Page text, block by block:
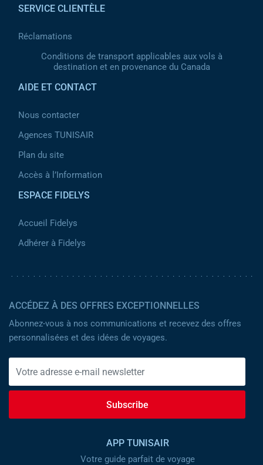
SERVICE CLIENTÈLE
Réclamations
Conditions de transport applicables aux vols à
destination et en provenance du Canada
AIDE ET CONTACT
Nous contacter
Agences TUNISAIR
Plan du site
Accès à l’Information
ESPACE FIDELYS
Accueil Fidelys
Adhérer à Fidelys
ACCÉDEZ À DES OFFRES EXCEPTIONNELLES
Abonnez-vous à nos communications et recevez des offres
personnalisées et des idées de voyages.
Subscribe
APP TUNISAIR
Votre guide parfait de voyage